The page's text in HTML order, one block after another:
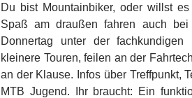
Du bist Mountainbiker, oder willst
Spaß am draußen fahren auch
Donnertag unter der fachkundigen
kleinere Touren, feilen an der
an der Klause. Infos über Treffpunkt,
MTB Jugend. Ihr braucht: Ein